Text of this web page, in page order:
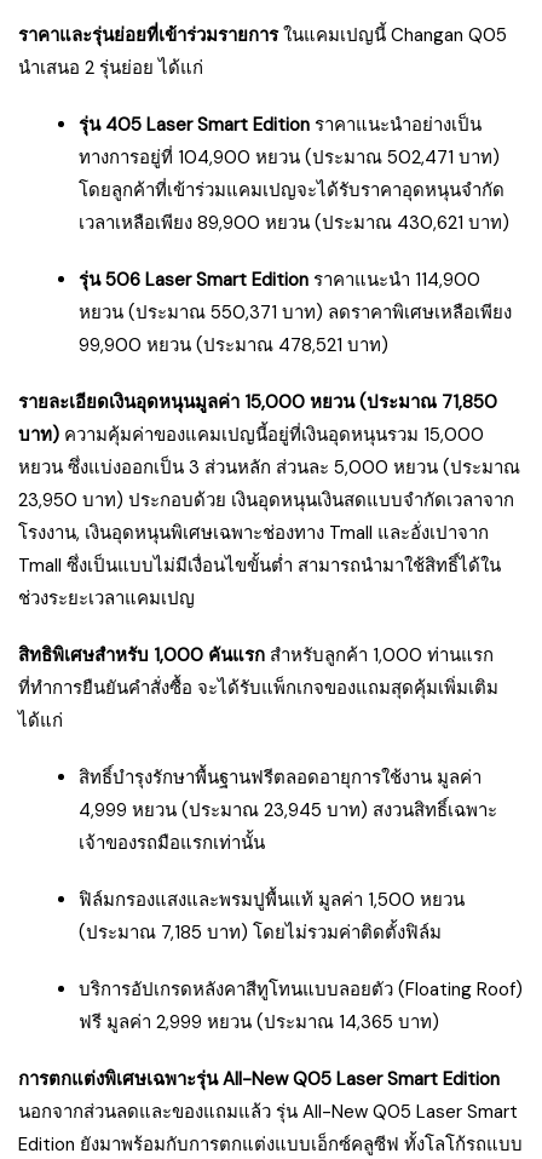
ราคาและรุ่นย่อยที่เข้าร่วมรายการในแคมเปญนี้ Changan Q05
นำเสนอ 2 รุ่นย่อย ได้แก่
รุ่น 405 Laser Smart Edition ราคาแนะนำอย่างเป็น
ทางการอยู่ที่ 104,900 หยวน (ประมาณ 502,471 บาท)
โดยลูกค้าที่เข้าร่วมแคมเปญจะได้รับราคาอุดหนุนจำกัด
เวลาเหลือเพียง 89,900 หยวน (ประมาณ 430,621 บาท)
รุ่น 506 Laser Smart Edition ราคาแนะนำ 114,900
หยวน (ประมาณ 550,371 บาท) ลดราคาพิเศษเหลือเพียง
99,900 หยวน (ประมาณ 478,521 บาท)
รายละเอียดเงินอุดหนุนมูลค่า 15,000 หยวน (ประมาณ 71,850
บาท) ความคุ้มค่าของแคมเปญนี้อยู่ที่เงินอุดหนุนรวม 15,000
หยวน ซึ่งแบ่งออกเป็น 3 ส่วนหลัก ส่วนละ 5,000 หยวน (ประมาณ
23,950 บาท) ประกอบด้วย เงินอุดหนุนเงินสดแบบจำกัดเวลาจาก
โรงงาน, เงินอุดหนุนพิเศษเฉพาะช่องทาง Tmall และอั่งเปาจาก
Tmall ซึ่งเป็นแบบไม่มีเงื่อนไขขั้นต่ำ สามารถนำมาใช้สิทธิ์ได้ใน
ช่วงระยะเวลาแคมเปญ
สิทธิพิเศษสำหรับ 1,000 คันแรก สำหรับลูกค้า 1,000 ท่านแรก
ที่ทำการยืนยันคำสั่งซื้อ จะได้รับแพ็กเกจของแถมสุดคุ้มเพิ่มเติม
ได้แก่
สิทธิ์บำรุงรักษาพื้นฐานฟรีตลอดอายุการใช้งาน มูลค่า
4,999 หยวน (ประมาณ 23,945 บาท) สงวนสิทธิ์เฉพาะ
เจ้าของรถมือแรกเท่านั้น
ฟิล์มกรองแสงและพรมปูพื้นแท้ มูลค่า 1,500 หยวน
(ประมาณ 7,185 บาท) โดยไม่รวมค่าติดตั้งฟิล์ม
บริการอัปเกรดหลังคาสีทูโทนแบบลอยตัว (Floating Roof)
ฟรี มูลค่า 2,999 หยวน (ประมาณ 14,365 บาท)
การตกแต่งพิเศษเฉพาะรุ่น All-New Q05 Laser Smart Edition
นอกจากส่วนลดและของแถมแล้ว รุ่น All-New Q05 Laser Smart
Edition ยังมาพร้อมกับการตกแต่งแบบเอ็กซ์คลูซีฟ ทั้งโลโก้รถแบบ